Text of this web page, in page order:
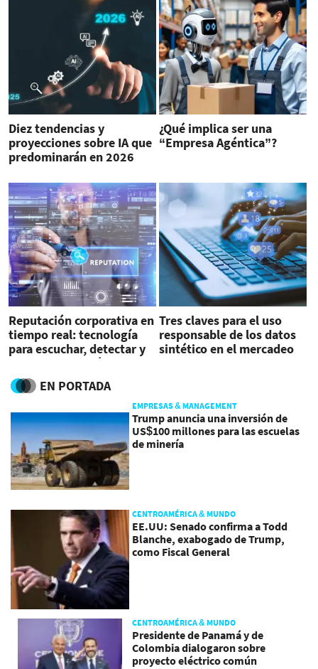
Diez tendencias y
proyecciones sobre IA que
predominarán en 2026
¿Qué implica ser una
“Empresa Agéntica”?
Reputación corporativa en
tiempo real: tecnología
para escuchar, detectar y
actuar con propósito
Tres claves para el uso
responsable de los datos
sintético en el mercadeo
EN PORTADA
EMPRESAS & MANAGEMENT
Trump anuncia una inversión de
US$100 millones para las escuelas
de minería
CENTROAMÉRICA & MUNDO
EE.UU: Senado confirma a Todd
Blanche, exabogado de Trump,
como Fiscal General
CENTROAMÉRICA & MUNDO
Presidente de Panamá y de
Colombia dialogaron sobre
proyecto eléctrico común